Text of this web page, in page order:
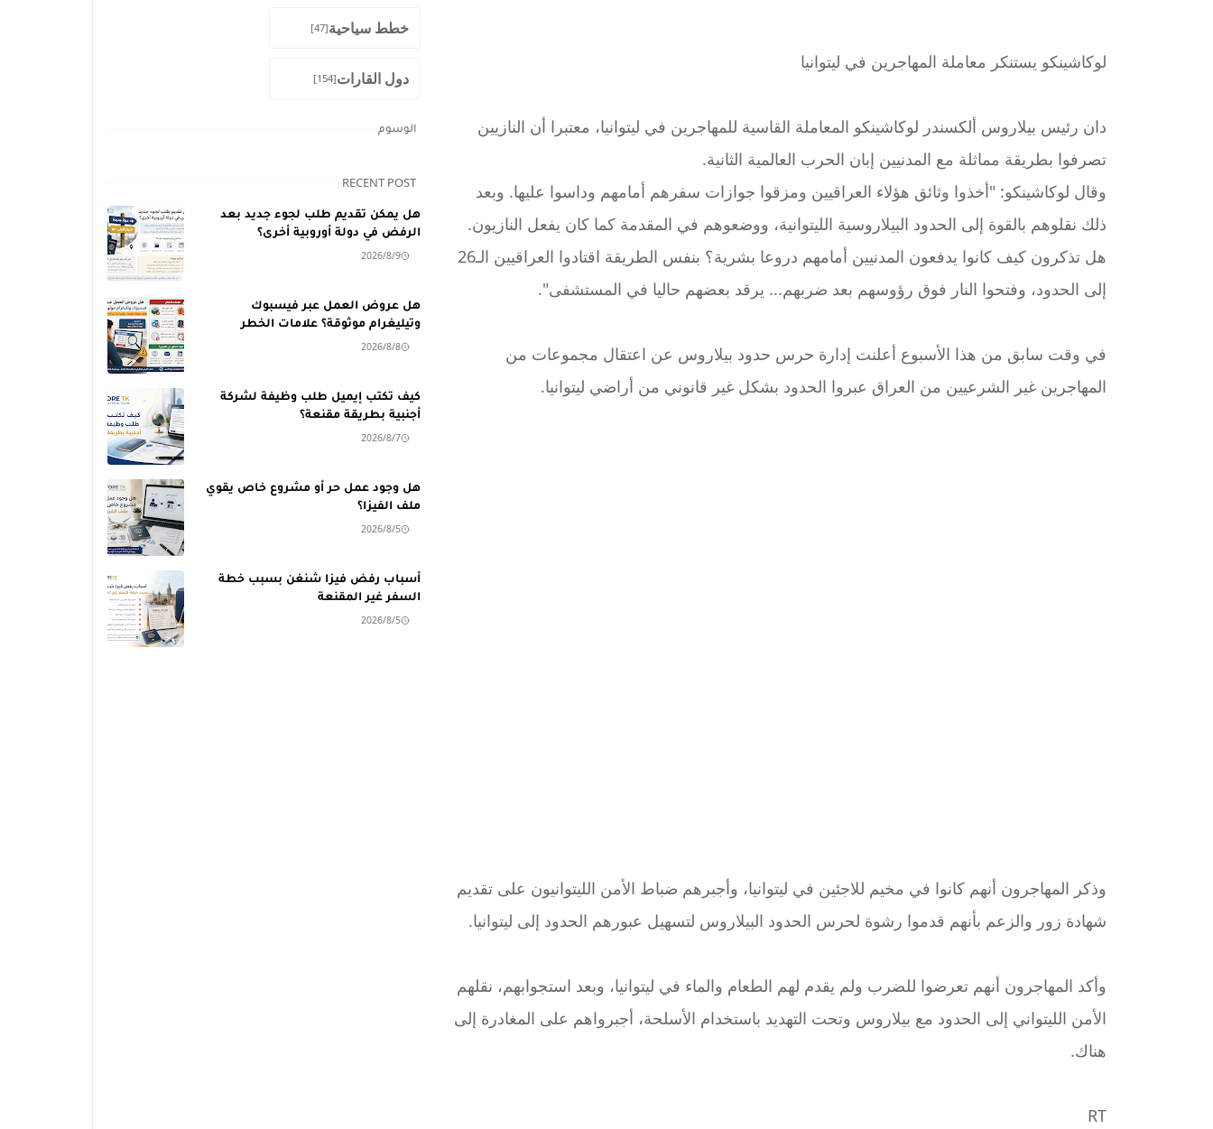
لوكاشينكو يستنكر معاملة المهاجرين في ليتوانيا
دان رئيس بيلاروس ألكسندر لوكاشينكو المعاملة القاسية للمهاجرين في ليتوانيا، معتبرا أن النازيين
تصرفوا بطريقة مماثلة مع المدنيين إبان الحرب العالمية الثانية.
وقال لوكاشينكو: "أخذوا وثائق هؤلاء العراقيين ومزقوا جوازات سفرهم أمامهم وداسوا عليها. وبعد
ذلك نقلوهم بالقوة إلى الحدود البيلاروسية الليتوانية، ووضعوهم في المقدمة كما كان يفعل النازيون.
هل تذكرون كيف كانوا يدفعون المدنيين أمامهم دروعا بشرية؟ بنفس الطريقة اقتادوا العراقيين الـ26
إلى الحدود، وفتحوا النار فوق رؤوسهم بعد ضربهم... يرقد بعضهم حاليا في المستشفى".
في وقت سابق من هذا الأسبوع أعلنت إدارة حرس حدود بيلاروس عن اعتقال مجموعات من
المهاجرين غير الشرعيين من العراق عبروا الحدود بشكل غير قانوني من أراضي ليتوانيا.
وذكر المهاجرون أنهم كانوا في مخيم للاجئين في ليتوانيا، وأجبرهم ضباط الأمن الليتوانيون على تقديم
شهادة زور والزعم بأنهم قدموا رشوة لحرس الحدود البيلاروس لتسهيل عبورهم الحدود إلى ليتوانيا.
وأكد المهاجرون أنهم تعرضوا للضرب ولم يقدم لهم الطعام والماء في ليتوانيا، وبعد استجوابهم، نقلهم
الأمن الليتواني إلى الحدود مع بيلاروس وتحت التهديد باستخدام الأسلحة، أجبرواهم على المغادرة إلى
هناك.
RT
خطط سياحية[47]
دول القارات[154]
الوسوم
RECENT POST
هل يمكن تقديم طلب لجوء جديد بعد
الرفض في دولة أوروبية أخرى؟
2026/8/9
هل عروض العمل عبر فيسبوك
وتيليغرام موثوقة؟ علامات الخطر
2026/8/8
كيف تكتب إيميل طلب وظيفة لشركة
أجنبية بطريقة مقنعة؟
2026/8/7
هل وجود عمل حر أو مشروع خاص يقوي
ملف الفيزا؟
2026/8/5
أسباب رفض فيزا شنغن بسبب خطة
السفر غير المقنعة
2026/8/5